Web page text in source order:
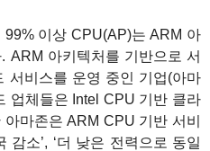
이상 CPU(AP)는 ARM 아
ARM 아키텍처를 기반으로 서
서비스를 운영 중인 기업(아마
업체들은 Intel CPU 기반 클라
마존은 ARM CPU 기반 서비
감소’, ‘더 낮은 전력으로 동일